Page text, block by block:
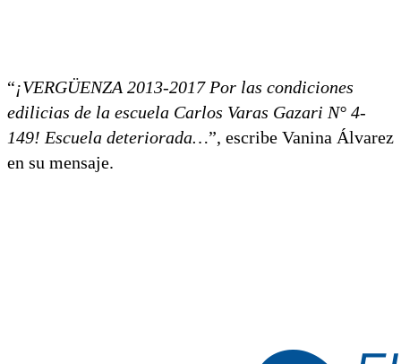
“¡VERGÜENZA 2013-2017 Por las condiciones
edilicias de la escuela Carlos Varas Gazari N° 4-
149! Escuela deteriorada…”, escribe Vanina Álvarez
en su mensaje.